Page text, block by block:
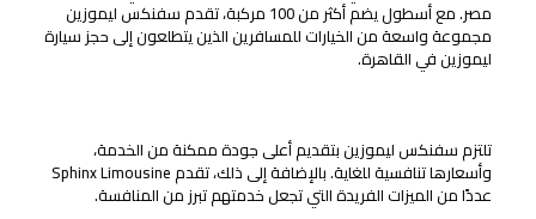
مصر. مع أسطول يضم أكثر من 100 مركبة، تقدم سفنكس ليموزين
مجموعة واسعة من الخيارات للمسافرين الذين يتطلعون إلى حجز سيارة
ليموزين في القاهرة.
تلتزم سفنكس ليموزين بتقديم أعلى جودة ممكنة من الخدمة،
وأسعارها تنافسية للغاية. بالإضافة إلى ذلك، تقدم Sphinx Limousine
عددًا من الميزات الفريدة التي تجعل خدمتهم تبرز من المنافسة.